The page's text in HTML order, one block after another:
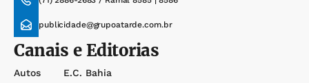
publicidade@grupoatarde.com.br
Canais e Editorias
Autos
E.c. Bahia